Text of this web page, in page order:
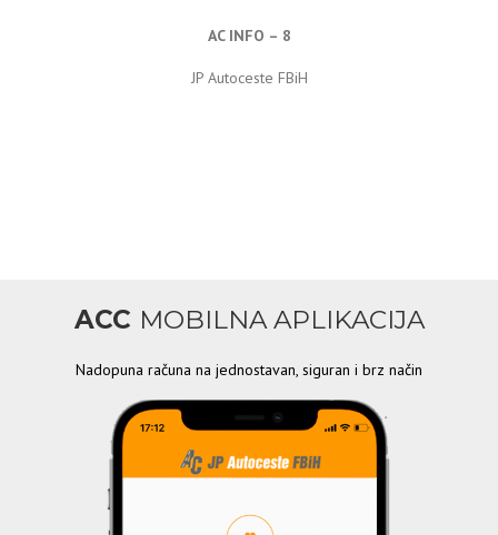
AC INFO – 8
JP Autoceste FBiH
ACC MOBILNA APLIKACIJA
Nadopuna računa na jednostavan, siguran i brz način